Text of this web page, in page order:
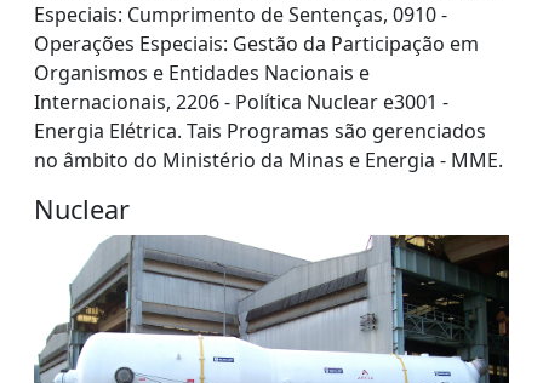
Especiais: Cumprimento de Sentenças, 0910 -
Operações Especiais: Gestão da Participação em
Organismos e Entidades Nacionais e
Internacionais, 2206 - Política Nuclear e3001 -
Energia Elétrica. Tais Programas são gerenciados
no âmbito do Ministério da Minas e Energia - MME.
Nuclear